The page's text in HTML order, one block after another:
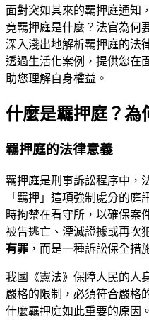
面對突如其來的羈押庭通知
竟羈押庭是什麼？法官為何
深入淺出地解析羈押庭的法
透過生活化案例，提供您在
助您理解自身權益。
什麼是羈押庭？為
羈押庭的法律意義
羈押庭是刑事訴訟程序中，
「羈押」這項強制處分的
時拘禁在看守所，以確保案
被告逃亡、湮滅證據或再次
有罪 ，而是一種訴訟保全措
我國《憲法》保障人民的人
嚴格的限制，必須符合嚴格
什麼羈押庭如此重要的原因。